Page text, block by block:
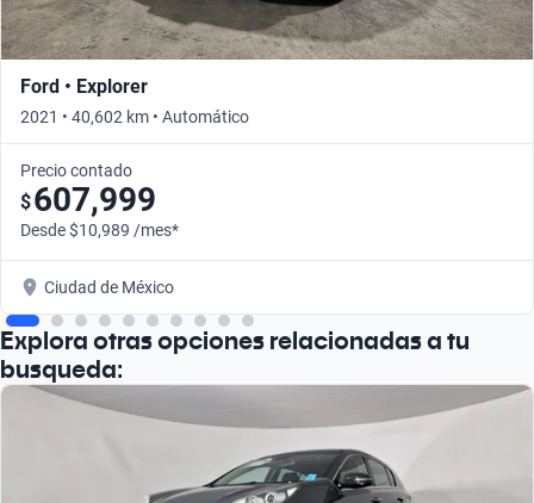
Ford • Explorer
2021 • 40,602 km • Automático
Precio contado
$607,999
Desde $10,989 /mes*
Ciudad de México
Explora otras opciones relacionadas a tu
busqueda: